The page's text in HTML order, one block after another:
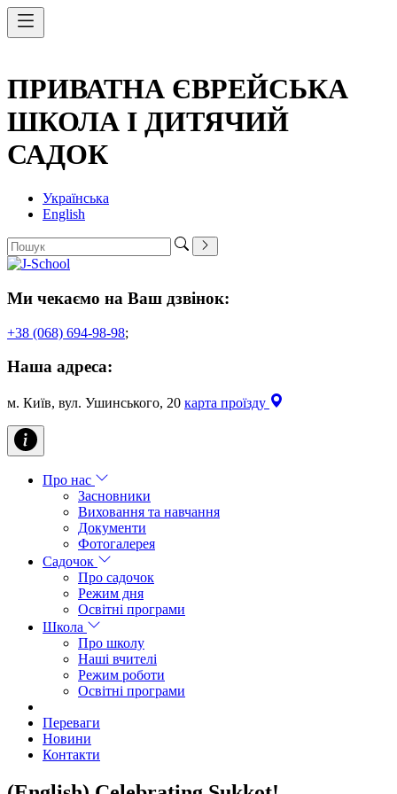
ПРИВАТНА ЄВРЕЙСЬКА
ШКОЛА І ДИТЯЧИЙ
САДОК
Українська
English
Ми чекаємо на Ваш дзвінок:
+38 (068) 694-98-98;
Наша адреса:
м. Київ, вул. Ушинського, 20 карта проїзду
Про нас
Засновники
Виховання та навчання
Документи
Фотогалерея
Садочок
Про садочок
Режим дня
Освітні програми
Школа
Про школу
Наші вчителі
Режим роботи
Освітні програми
Переваги
Новини
Контакти